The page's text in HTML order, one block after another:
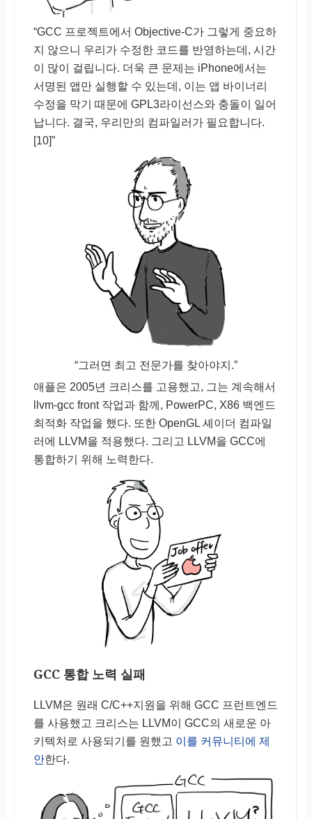
“GCC 프로젝트에서 Objective-C가 그렇게 중요하
지 않으니 우리가 수정한 코드를 반영하는데, 시간
이 많이 걸립니다. 더욱 큰 문제는 iPhone에서는
서명된 앱만 실행할 수 있는데, 이는 앱 바이너리
수정을 막기 때문에 GPL3라이선스와 충돌이 일어
납니다. 결국, 우리만의 컴파일러가 필요합니다.
[10]”
“그러면 최고 전문가를 찾아야지.”
애플은 2005년 크리스를 고용했고, 그는 계속해서
llvm-gcc front 작업과 함께, PowerPC, X86 백엔드
최적화 작업을 했다. 또한 OpenGL 셰이더 컴파일
러에 LLVM을 적용했다. 그리고 LLVM을 GCC에
통합하기 위해 노력한다.
GCC 통합 노력 실패
LLVM은 원래 C/C++지원을 위해 GCC 프런트엔드
를 사용했고 크리스는 LLVM이 GCC의 새로운 아
키텍처로 사용되기를 원했고 이를 커뮤니티에 제
안한다.